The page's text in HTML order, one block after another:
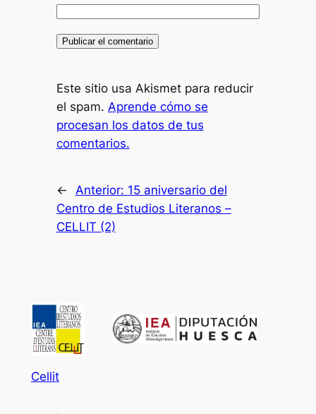
Este sitio usa Akismet para reducir
el spam. Aprende cómo se
procesan los datos de tus
comentarios.
← Anterior: 15 aniversario del
Centro de Estudios Literanos –
CELLIT (2)
Cellit